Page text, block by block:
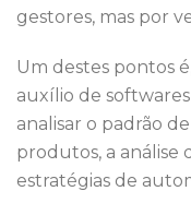
gestores, mas por
Um destes pontos
auxílio de
analisar o padrão
produtos, a análise
estratégias de